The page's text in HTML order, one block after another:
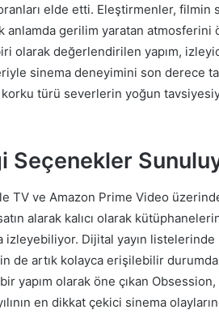
elde etti. Eleştirmenler, filmin
anlamda gerilim yaratan atmosferini
olarak değerlendirilen yapım,
sinema deneyimini son derece
türü severlerin yoğun
Seçenekler
TV ve Amazon Prime Video
alarak kalıcı olarak
Dijital yayın listelerinde
de artık kolayca erişilebilir
yapım olarak öne çıkan
en dikkat çekici sinema